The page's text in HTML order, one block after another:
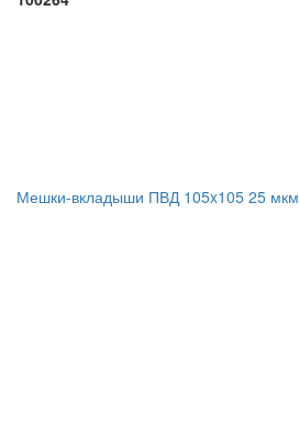
Мешки-вкладыши ПВД 105x105 25 мкм